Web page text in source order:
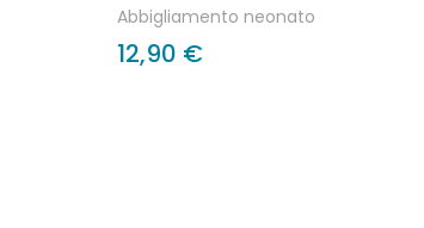
Abbigliamento neonato
12,90 €